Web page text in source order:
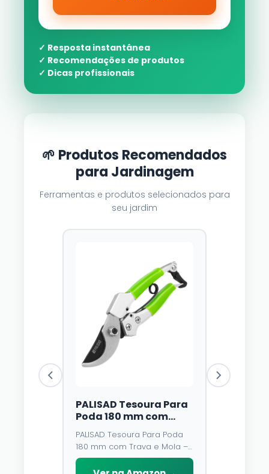
✓ Resposta instantânea
✓ Recomendações de produtos
✓ Dicas profissionais
🌱 Produtos Recomendados
para Jardinagem
Ferramentas e produtos selecionados para
seu jardim
PALISAD Tesoura Para
Poda 180 mm com
Trava e Mola – Lâmina
de Aço У8 e Cabo
Emborrachado
PALISAD Tesoura Para Poda
180 mm com Trava e Mola –
Lâmina de Aço У8 e Cabo
Emborrachado